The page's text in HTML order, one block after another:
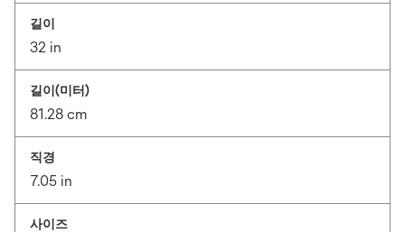
길이
32 in
길이(미터)
81.28 cm
직경
7.05 in
사이즈